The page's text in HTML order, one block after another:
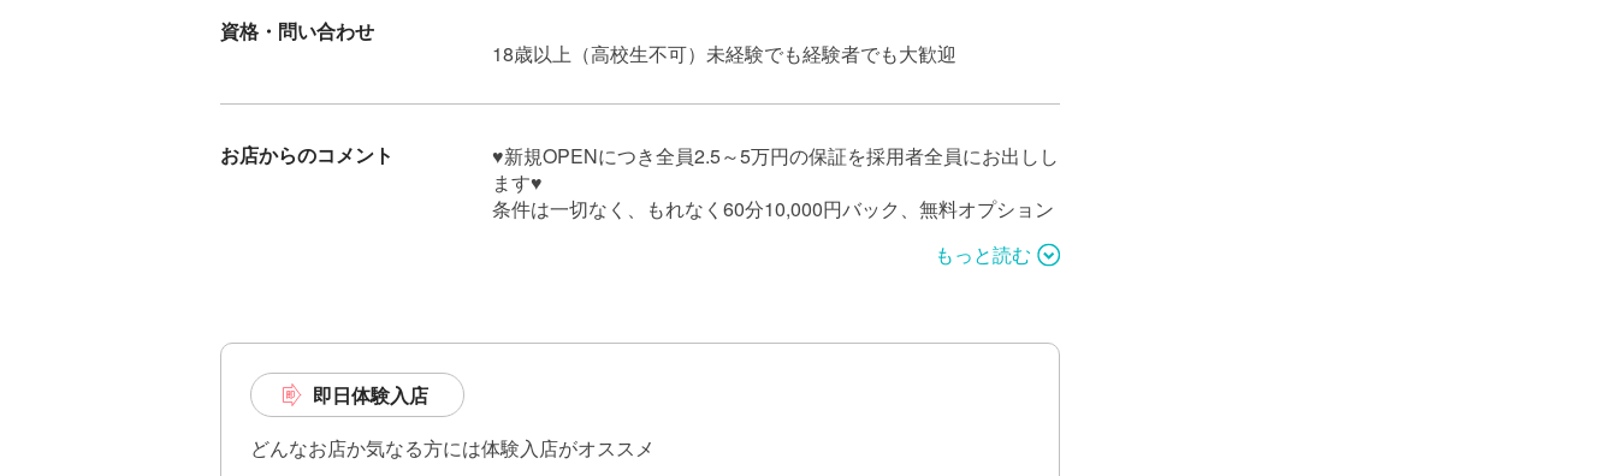
資格・問い合わせ
18歳以上（高校生不可）未経験でも経験者でも大歓迎
お店からのコメント
♥️新規OPENにつき全員2.5～5万円の保証を採用者全員にお出しし
ます♥️
条件は一切なく、もれなく60分10,000円バック、無料オプション
潤沢な広告費を使い、新規OPENでも集客力抜群です
アイドルコンセプトのお店なので、採用条件は「可愛い制服が着
もっと読む
即日体験入店
どんなお店か気なる方には体験入店がオススメ